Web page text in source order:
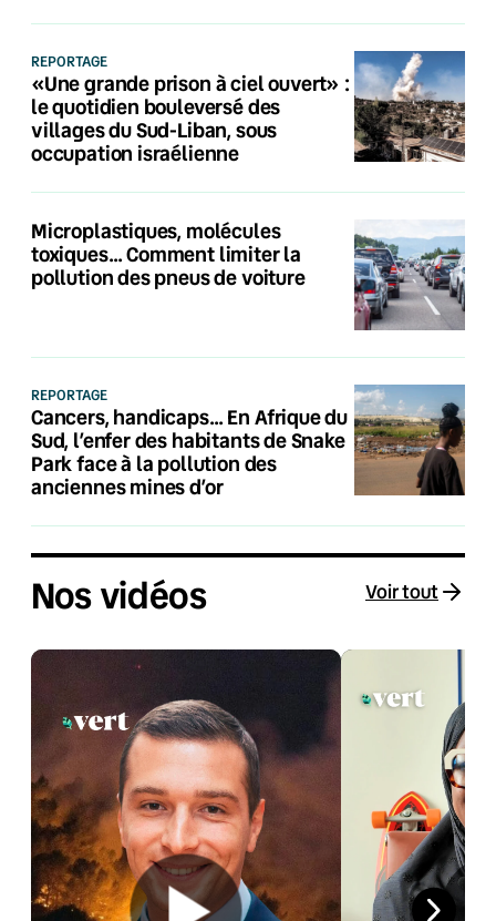
REPORTAGE
«Une grande prison à ciel ouvert» :
le quotidien bouleversé des
villages du Sud-Liban, sous
occupation israélienne
Microplastiques, molécules
toxiques… Comment limiter la
pollution des pneus de voiture
REPORTAGE
Cancers, handicaps… En Afrique du
Sud, l’enfer des habitants de Snake
Park face à la pollution des
anciennes mines d’or
Nos vidéos Voir tout